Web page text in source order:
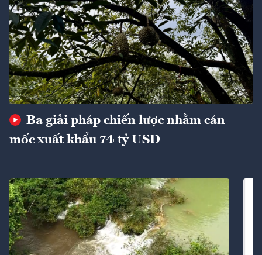
Ba giải pháp chiến lược nhằm cán
mốc xuất khẩu 74 tỷ USD